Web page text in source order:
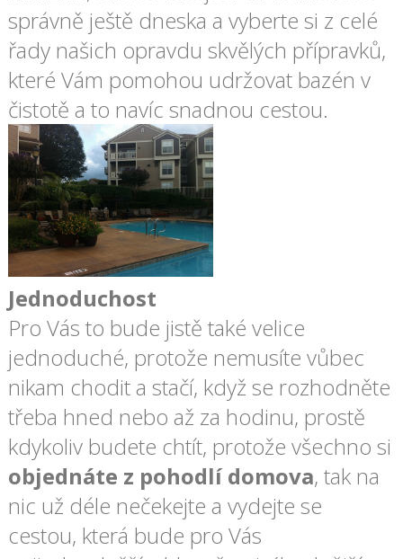
správně ještě dneska a vyberte si z celé
řady našich opravdu skvělých přípravků,
které Vám pomohou udržovat bazén v
čistotě a to navíc snadnou cestou.
Jednoduchost
Pro Vás to bude jistě také velice
jednoduché, protože nemusíte vůbec
nikam chodit a stačí, když se rozhodněte
třeba hned nebo až za hodinu, prostě
kdykoliv budete chtít, protože všechno si
objednáte z pohodlí domova, tak na
nic už déle nečekejte a vydejte se
cestou, která bude pro Vás